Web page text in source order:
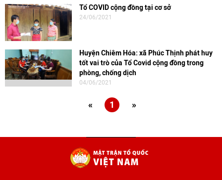
Tổ COVID cộng đồng tại cơ sở
24/06/2021
Huyện Chiêm Hóa: xã Phúc Thịnh phát huy
tốt vai trò của Tổ Covid cộng đồng trong
phòng, chống dịch
04/06/2021
« 1 »